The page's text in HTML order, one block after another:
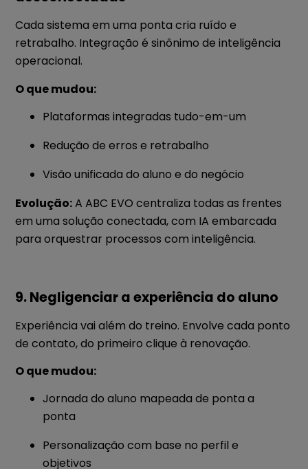
Cada sistema em uma ponta cria ruído e
retrabalho. Integração é sinônimo de inteligência
operacional.
O que mudou:
Plataformas integradas tudo-em-um
Redução de erros e retrabalho
Visão unificada do aluno e do negócio
Evolução:A ABC EVO centraliza todas as frentes
em uma solução conectada, com IA embarcada
para orquestrar processos com inteligência.
9. Negligenciar a experiência do aluno
Experiência vai além do treino. Envolve cada ponto
de contato, do primeiro clique à renovação.
O que mudou:
Jornada do aluno mapeada de ponta a
ponta
Personalização com base no perfil e
objetivos